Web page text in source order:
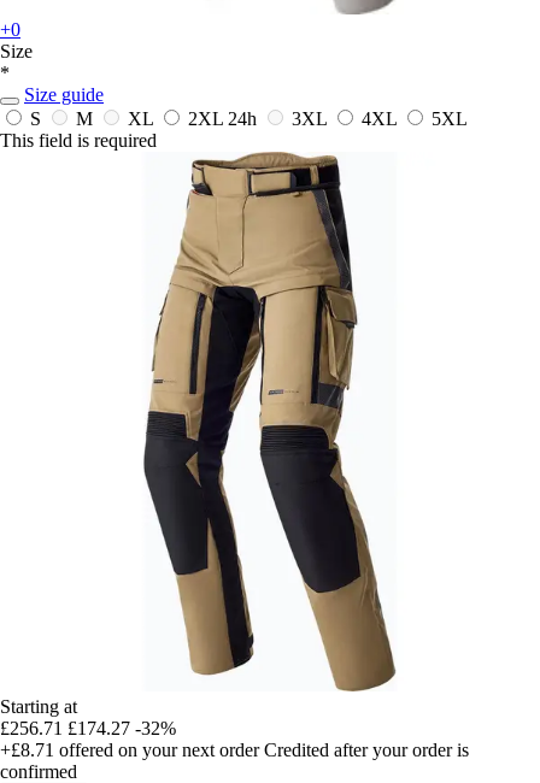
+0
Size
*
Size guide
S
M XL 2XL 24h 3XL 4XL
5XL
This field is required
Starting at
£256.71 £174.27 -32%
+£8.71 offered on your next order Credited after your order is
confirmed